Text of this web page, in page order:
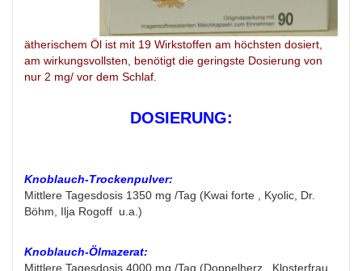
ätherischem Öl ist mit 19 Wirkstoffen am höchsten dosiert,
am wirkungsvollsten, benötigt die geringste Dosierung von
nur 2 mg/ vor dem Schlaf.
DOSIERUNG:
Knoblauch-Trockenpulver:
Mittlere Tagesdosis 1350 mg /Tag (Kwai forte , Kyolic, Dr.
Böhm, Ilja Rogoff u.a.)
Knoblauch-Ölmazerat:
Mittlere Tagesdosis 4000 mg /Tag (Doppelherz , Klosterfrau